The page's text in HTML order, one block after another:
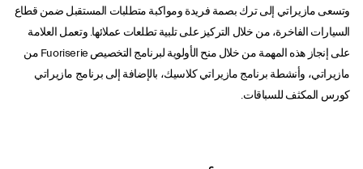
وتسعى مازيراتي إلى ترك بصمة فريدة ومواكبة متطلبات المستقبل ضمن قطاع
السيارات الفاخرة، من خلال التركيز على تلبية تطلعات عملائها. وتعمل العلامة
على إنجاز هذه المهمة من خلال منح الأولوية لبرنامج التخصيص Fuoriserie من
مازيراتي، وأنشطة برنامج مازيراتي كلاسيك، بالإضافة إلى برنامج مازيراتي
كورس المكثف للسباقات.